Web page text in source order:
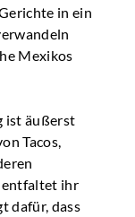
in ein
Mexikos
ist äußerst
Tacos,
entfaltet ihr
dafür, dass